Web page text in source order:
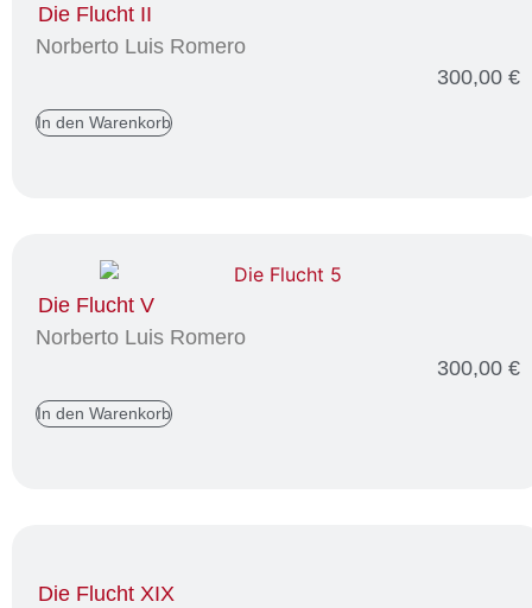
Die Flucht II
Norberto Luis Romero
300,00 €
In den Warenkorb
Die Flucht V
Norberto Luis Romero
300,00 €
In den Warenkorb
Die Flucht XIX